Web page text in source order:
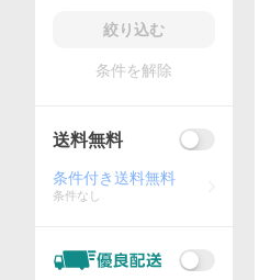
絞り込む
条件を解除
送料無料
条件付き送料無料
条件なし